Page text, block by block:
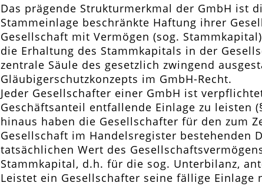
Das prägende Strukturmerkmal der GmbH ist
Stammeinlage beschränkte Haftung ihrer
Gesellschaft mit Vermögen (sog.
die Erhaltung des Stammkapitals in der
zentrale Säule des gesetzlich zwingend
Gläubigerschutzkonzepts im GmbH-Recht.
Jeder Gesellschafter einer GmbH ist
Geschäftsanteil entfallende Einlage zu leisten
hinaus haben die Gesellschafter für den zum
Gesellschaft im Handelsregister bestehenden
tatsächlichen Wert des
Stammkapital, d.h. für die sog. Unterbilanz,
Leistet ein Gesellschafter seine fällige